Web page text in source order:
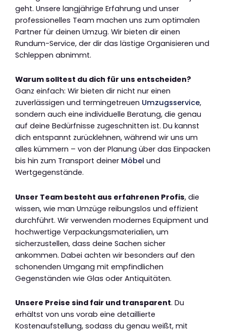
geht. Unsere langjährige Erfahrung und unser
professionelles Team machen uns zum optimalen
Partner für deinen Umzug. Wir bieten dir einen
Rundum-Service, der dir das lästige Organisieren und
Schleppen abnimmt.
Warum solltest du dich für uns entscheiden?
Ganz einfach: Wir bieten dir nicht nur einen
zuverlässigen und termingetreuen Umzugsservice,
sondern auch eine individuelle Beratung, die genau
auf deine Bedürfnisse zugeschnitten ist. Du kannst
dich entspannt zurücklehnen, während wir uns um
alles kümmern – von der Planung über das Einpacken
bis hin zum Transport deiner Möbel und
Wertgegenstände.
Unser Team besteht aus erfahrenen Profis, die
wissen, wie man Umzüge reibungslos und effizient
durchführt. Wir verwenden modernes Equipment und
hochwertige Verpackungsmaterialien, um
sicherzustellen, dass deine Sachen sicher
ankommen. Dabei achten wir besonders auf den
schonenden Umgang mit empfindlichen
Gegenständen wie Glas oder Antiquitäten.
Unsere Preise sind fair und transparent. Du
erhältst von uns vorab eine detaillierte
Kostenaufstellung, sodass du genau weißt, mit